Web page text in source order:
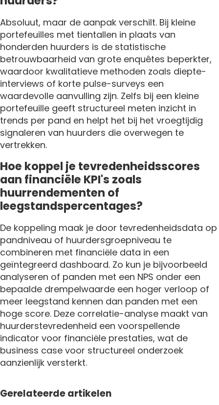
Absoluut, maar de aanpak verschilt. Bij kleine
portefeuilles met tientallen in plaats van
honderden huurders is de statistische
betrouwbaarheid van grote enquêtes beperkter,
waardoor kwalitatieve methoden zoals diepte-
interviews of korte pulse-surveys een
waardevolle aanvulling zijn. Zelfs bij een kleine
portefeuille geeft structureel meten inzicht in
trends per pand en helpt het bij het vroegtijdig
signaleren van huurders die overwegen te
vertrekken.
Hoe koppel je tevredenheidsscores
aan financiële KPI's zoals
huurrendementen of
leegstandspercentages?
De koppeling maak je door tevredenheidsdata op
pandniveau of huurdersgroepniveau te
combineren met financiële data in een
geïntegreerd dashboard. Zo kun je bijvoorbeeld
analyseren of panden met een NPS onder een
bepaalde drempelwaarde een hoger verloop of
meer leegstand kennen dan panden met een
hoge score. Deze correlatie-analyse maakt van
huurderstevredenheid een voorspellende
indicator voor financiële prestaties, wat de
business case voor structureel onderzoek
aanzienlijk versterkt.
Gerelateerde artikelen